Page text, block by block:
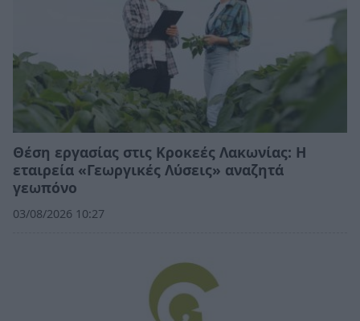
Θέση εργασίας στις Κροκεές Λακωνίας: Η
εταιρεία «Γεωργικές Λύσεις» αναζητά
γεωπόνο
03/08/2026 10:27